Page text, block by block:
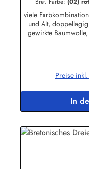
Bret. Farbe: (02)
viele
und Alt,
gewirkte
Str. 1226409
Preise
In